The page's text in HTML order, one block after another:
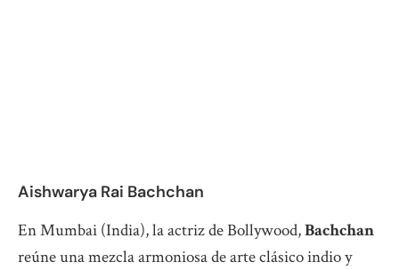
Aishwarya Rai Bachchan
En Mumbai (India), la actriz de Bollywood,Bachchan
reúne una mezcla armoniosa de arte clásico indio y